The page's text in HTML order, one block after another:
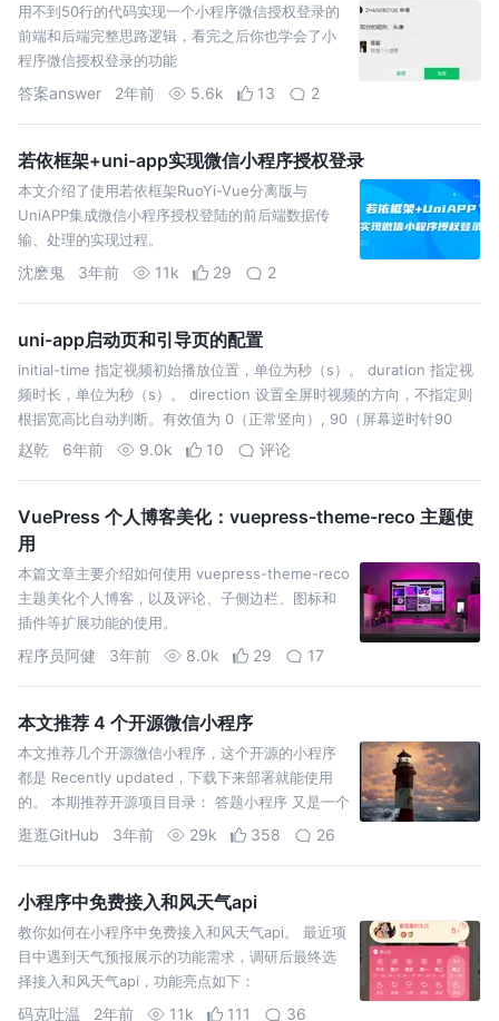
用不到50行的代码实现一个小程序微信授权登录的
前端和后端完整思路逻辑，看完之后你也学会了小
程序微信授权登录的功能
答案answer 2年前 5.6k 13 2
若依框架+uni-app实现微信小程序授权登录
本文介绍了使用若依框架RuoYi-Vue分离版与
UniAPP集成微信小程序授权登陆的前后端数据传
输、处理的实现过程。
沈麽鬼 3年前 11k 29 2
uni-app启动页和引导页的配置
initial-time 指定视频初始播放位置，单位为秒（s）。 duration 指定视
频时长，单位为秒（s）。 direction 设置全屏时视频的方向，不指定则
根据宽高比自动判断。有效值为 0（正常竖向）, 90（屏幕逆时针90
度）, -90（屏幕顺时针90度） obje…
赵乾 6年前 9.0k 10 评论
VuePress 个人博客美化：vuepress-theme-reco 主题使
用
本篇文章主要介绍如何使用 vuepress-theme-reco
主题美化个人博客，以及评论、子侧边栏、图标和
插件等扩展功能的使用。
程序员阿健 3年前 8.0k 29 17
本文推荐 4 个开源微信小程序
本文推荐几个开源微信小程序，这个开源的小程序
都是 Recently updated，下载下来部署就能使用
的。 本期推荐开源项目目录： 答题小程序 又是一个
答题小程序 贝壳小盒子 酱茄小程序 01 答题
逛逛GitHub 3年前 29k 358 26
小程序中免费接入和风天气api
教你如何在小程序中免费接入和风天气api。 最近项
目中遇到天气预报展示的功能需求，调研后最终选
择接入和风天气api，功能亮点如下：
码克吐温 2年前 11k 111 36